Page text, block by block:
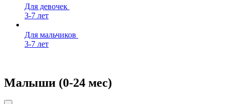
Для девочек
3-7 лет
Для мальчиков
3-7 лет
Малыши (0-24 мес)